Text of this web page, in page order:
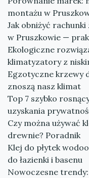
montażu w
Jak obniżyć
w Pruszkowie —
Ekologiczne
klimatyzatory z
Egzotyczne krzewy
znoszą nasz klimat
Top 7 szybko
uzyskania
Czy można używać
drewnie? Poradnik
Klej do płytek
do łazienki i basenu
Nowoczesne